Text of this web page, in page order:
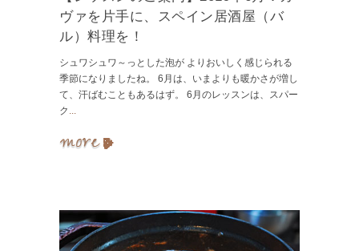
ヴァを片手に、スペイン居酒屋（バ
ル）料理を！
シュワシュワ～っとした泡が よりおいしく感じられる
季節になりましたね。 6月は、いまよりも暖かさが増し
て、汗ばむこともあるはず。 6月のレッスンは、スパー
ク ...